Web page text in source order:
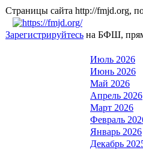
Страницы сайта http://
Зарегистрируйтесь на БФШ,
Июль 2026
Июнь 2026
Май 2026
Апрель 2026
Март 2026
Февраль
Январь 2026
Декабрь